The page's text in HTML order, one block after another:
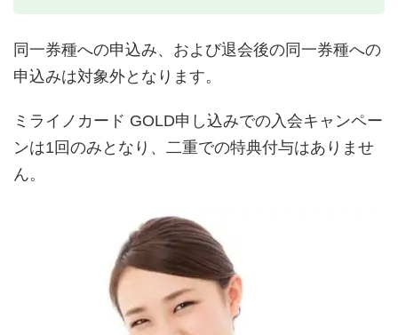
同一券種への申込み、および退会後の同一券種への
申込みは対象外となります。
ミライノカード GOLD申し込みでの入会キャンペー
ンは1回のみとなり、二重での特典付与はありませ
ん。